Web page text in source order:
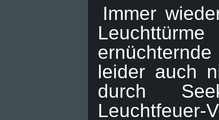
Immer
leider auch
durch